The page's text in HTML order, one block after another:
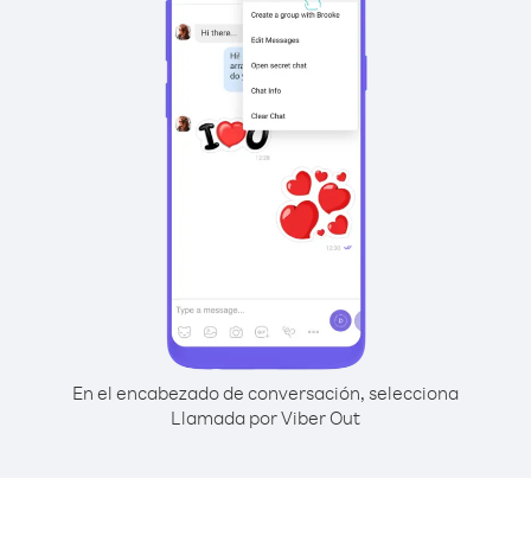
En el encabezado de conversación, selecciona
Llamada por Viber Out